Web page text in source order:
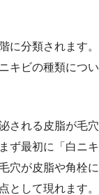
に分類されます。
キビの種類につい
される皮脂が毛穴
ず最初に「白ニキ
穴が皮脂や角栓に
として現れます。